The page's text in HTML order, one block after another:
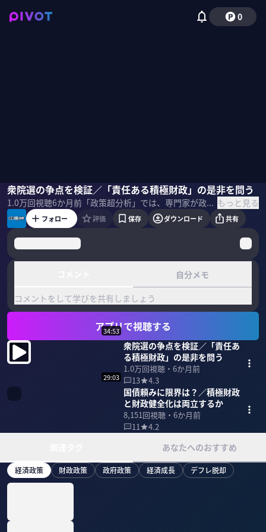
0
衆院選の争点を検証／「責任ある積極財政」の是非を問う
1.0万回視聴6か月前 「政策超分析」では、専門家が政策や国際情勢を徹底解説。今回のテーマは「衆院選の争点」。前編では、高市政権の「責任ある積極財政」を検証する。 ＜出演者＞ 会田卓司｜クレディ・アグリコル証券 チーフエコノミスト ジョンズ・ホプキンス大学経済学博士課程単位取得。メリルリンチ日本証券、バークレイズ、ブレヴァン・ハワード、UBS証券、ソシエテ・ジェネラル、岡三証券でチーフエコノミストを務めたのち、現職。インスティチューショナル・インヴェスター誌エコノミスト・ランキングで2位。現在、日本成長戦略会議の有識者構成員を務める。 小黒一正｜法政大学経済学部教授 京都大学理学部卒業、一橋大学大学院経済学研究科博士課程修了。1997年大蔵省（現財務省）入省後、大臣官房文書課法令審査官補、関税局監視課総括補佐、財務省財務総合政策研究所主任研究官、一橋大学経済研究所准教授などを経て現職。 ＜目次＞ もっと見る
会田卓司小黒一正小手森千紗
フォロー 評価 保存 ダウンロード 共有
自分メモ
コメントをして学びを共有しましょう
アプリで視聴する
34:53
衆院選の争点を検証／「責任あ
る積極財政」の是非を問う
1.0万回視聴・ 6か月前
13
4.3
29:03
国債頼みに限界は？／積極財政
と財政健全化は両立するか
8,151回視聴・ 6か月前
11
4.2
あなたへのおすすめ
経済政策 財政政策 政府政策 経済成長 デフレ脱却